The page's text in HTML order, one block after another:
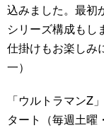
込みました。最初
シリーズ構成もし
仕掛けもお楽しみ
一）
「ウルトラマンZ
タート（毎週土曜